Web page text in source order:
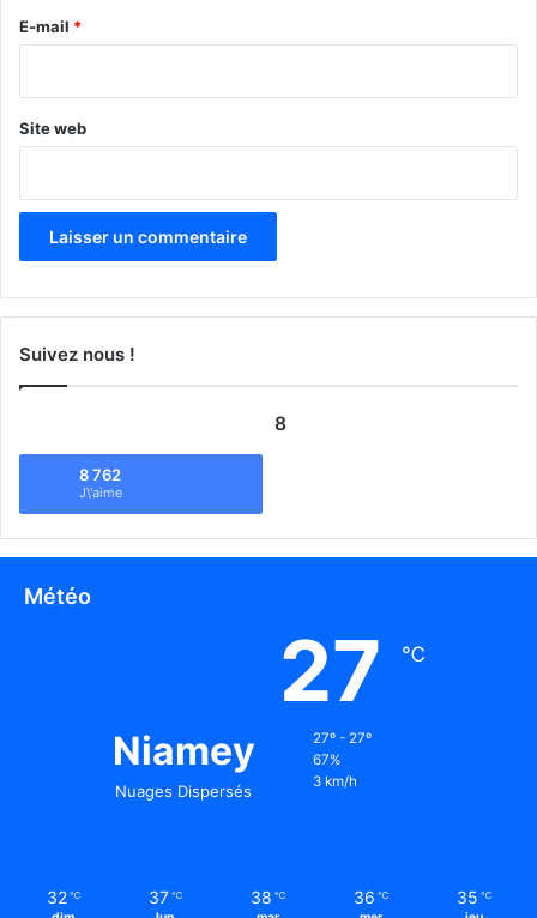
e
E-mail *
Site web
Suivez nous !
8
8 762
J\'aime
Météo
Niamey
Nuages Dispersés
27 ℃
27º - 27º
67%
3 km/h
32 ℃ 37 ℃ 38 ℃ 36 ℃ 35 ℃